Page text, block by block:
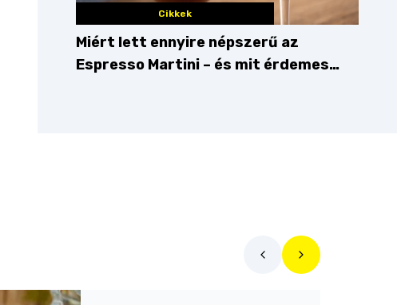
Cikkek
Miért lett ennyire népszerű az
Espresso Martini – és mit érdemes